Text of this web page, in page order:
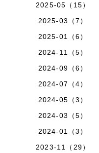
2025-05（15）
2025-03（7）
2025-01（6）
2024-11（5）
2024-09（6）
2024-07（4）
2024-05（3）
2024-03（5）
2024-01（3）
2023-11（29）